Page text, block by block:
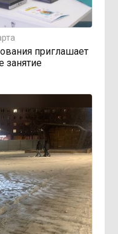
приглашает
занятие